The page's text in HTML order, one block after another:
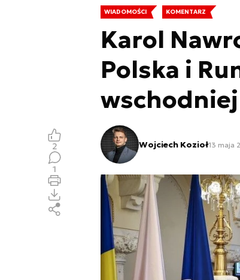
WIADOMOŚCI KOMENTARZ
Karol
Polska i
Wojciech Kozioł13 maja
2
1